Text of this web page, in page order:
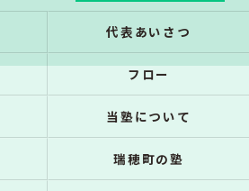
代表あいさつ
フロー
当塾について
瑞穂町の塾